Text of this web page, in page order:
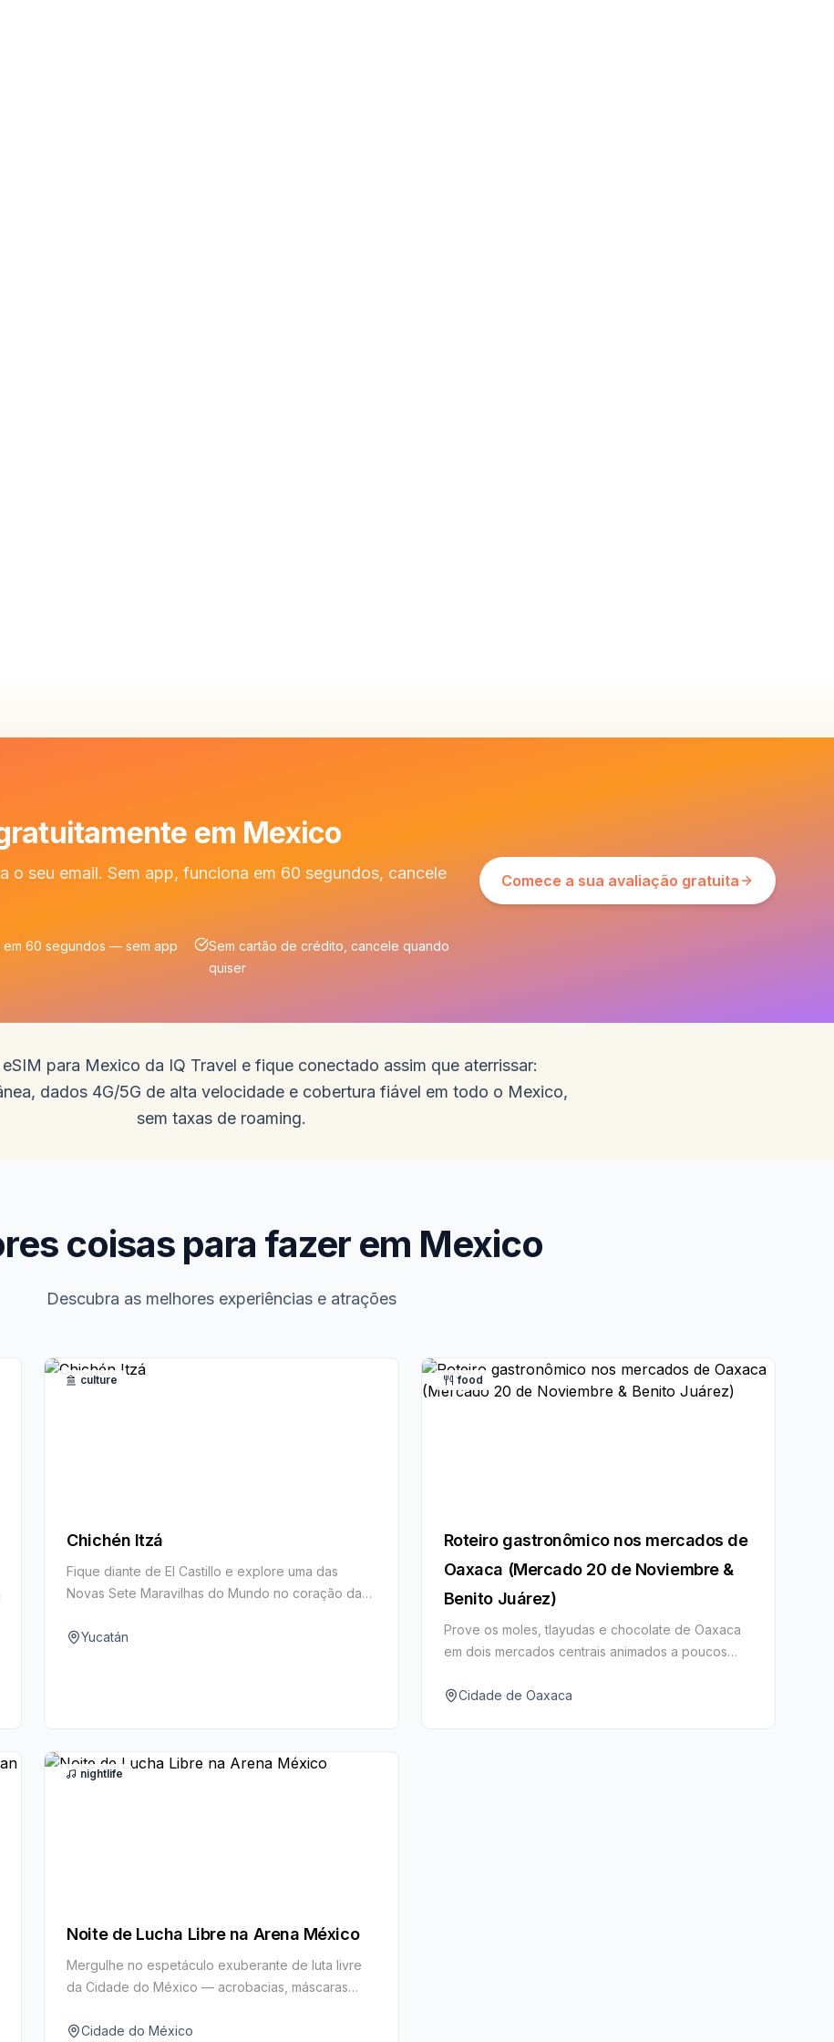
em Mexico
o seu email. Sem app, funciona em 60 segundos, cancele
em 60 segundos — sem app
Sem cartão de crédito, cancele quando
quiser
Comece a sua avaliação gratuita
para Mexico da IQ Travel e fique conectado assim que aterrissar:
dados 4G/5G de alta velocidade e cobertura fiável em todo o Mexico,
sem taxas de roaming.
coisas para fazer em Mexico
Descubra as melhores experiências e atrações
culture
Chichén Itzá
Fique diante de El Castillo e explore uma das
Novas Sete Maravilhas do Mundo no coração da
Yucatán
food
Roteiro gastronômico nos mercados de
Oaxaca (Mercado 20 de Noviembre &
Benito Juárez)
Prove os moles, tlayudas e chocolate de Oaxaca
em dois mercados centrais animados a poucos
Cidade de Oaxaca
nightlife
Noite de Lucha Libre na Arena México
Mergulhe no espetáculo exuberante de luta livre
da Cidade do México — acrobacias, máscaras
Cidade do México